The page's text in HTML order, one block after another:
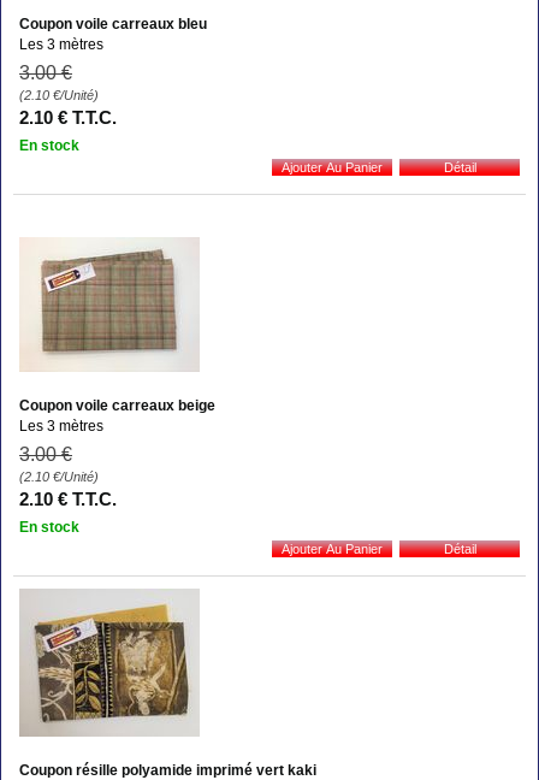
Coupon voile carreaux bleu
Les 3 mètres
3.00 €
(2.10 €/Unité)
2.10 € T.T.C.
En stock
Coupon voile carreaux beige
Les 3 mètres
3.00 €
(2.10 €/Unité)
2.10 € T.T.C.
En stock
Coupon résille polyamide imprimé vert kaki